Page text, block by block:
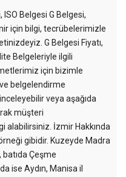
Belgesi G Belgesi,
için bilgi, tecrübelerimizle
G Belgesi Fiyatı,
Belgeleriyle ilgili
için bizimle
belgelendirme
veya aşağıda
müşteri
alabilirsiniz. İzmir Hakkında
gibidir. Kuzeyde Madra
batıda Çeşme
ise Aydın, Manisa il